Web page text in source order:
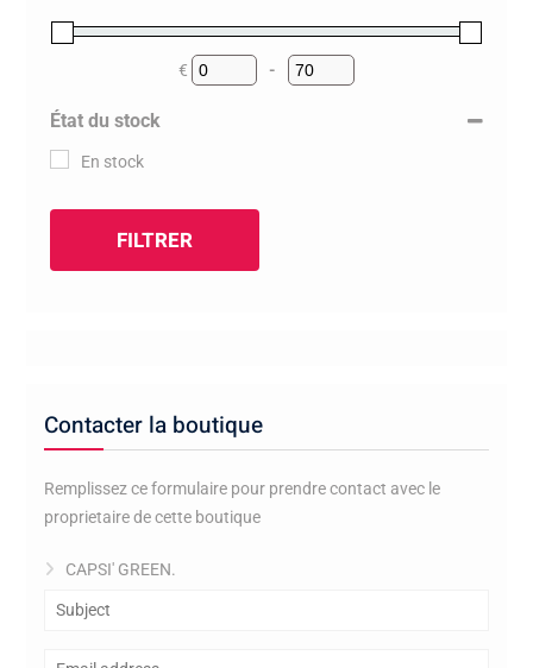
€
Minimum Price
-
Maximum Price
État du stock
En stock
FILTRER
Contacter la boutique
Remplissez ce formulaire pour prendre contact avec le
proprietaire de cette boutique
CAPSI' GREEN.